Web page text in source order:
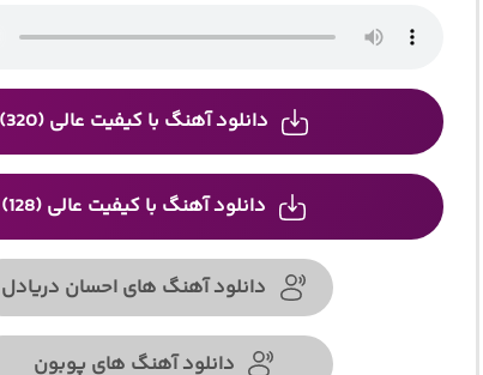
دانلود آهنگ با کیفیت عالی (320)
دانلود آهنگ با کیفیت عالی (128)
دانلود آهنگ های احسان دریادل
دانلود آهنگ های پوبون